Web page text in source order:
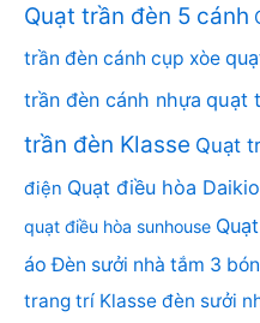
Quạt trần đèn 5 cánh
trần đèn cánh cụp xòe
trần đèn cánh nhựa quạt
trần đèn Klasse Quạt
điện Quạt điều hòa
quạt điều hòa sunhouse
áo Đèn sưởi nhà tắm 3
trang trí Klasse đèn sưởi